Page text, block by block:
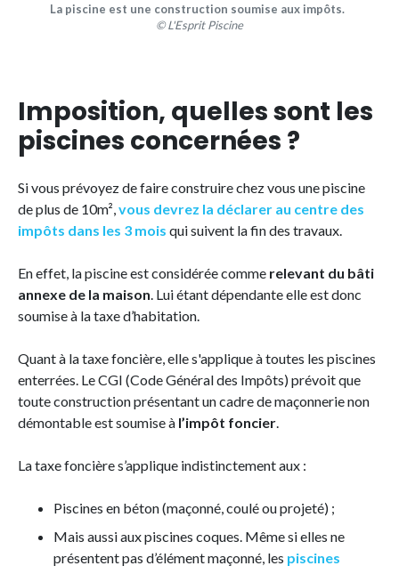
La piscine est une construction soumise aux impôts.
© L'Esprit Piscine
Imposition, quelles sont les
piscines concernées ?
Si vous prévoyez de faire construire chez vous une piscine
de plus de 10m², vous devrez la déclarer au centre des
impôts dans les 3 mois qui suivent la fin des travaux.
En effet, la piscine est considérée comme relevant du bâti
annexe de la maison . Lui étant dépendante elle est donc
soumise à la taxe d’habitation.
Quant à la taxe foncière, elle s'applique à toutes les piscines
enterrées. Le CGI (Code Général des Impôts) prévoit que
toute construction présentant un cadre de maçonnerie non
démontable est soumise à l’impôt foncier
La taxe foncière s’applique indistinctement aux :
Piscines en béton (maçonné, coulé ou projeté) ;
Mais aussi aux piscines coques. Même si elles ne
présentent pas d’élément maçonné, les piscines